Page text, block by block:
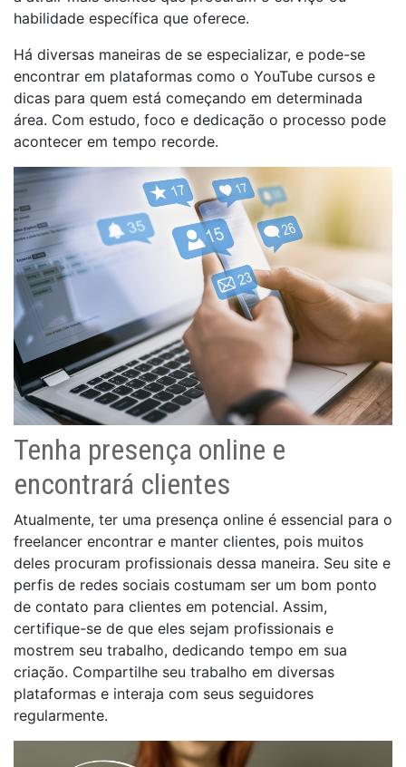
habilidade específica que oferece.
Há diversas maneiras de se especializar, e pode-se
encontrar em plataformas como o YouTube cursos e
dicas para quem está começando em determinada
área. Com estudo, foco e dedicação o processo pode
acontecer em tempo recorde.
Tenha presença online e
encontrará clientes
Atualmente, ter uma presença online é essencial para o
freelancer encontrar e manter clientes, pois muitos
deles procuram profissionais dessa maneira. Seu site e
perfis de redes sociais costumam ser um bom ponto
de contato para clientes em potencial. Assim,
certifique-se de que eles sejam profissionais e
mostrem seu trabalho, dedicando tempo em sua
criação. Compartilhe seu trabalho em diversas
plataformas e interaja com seus seguidores
regularmente.